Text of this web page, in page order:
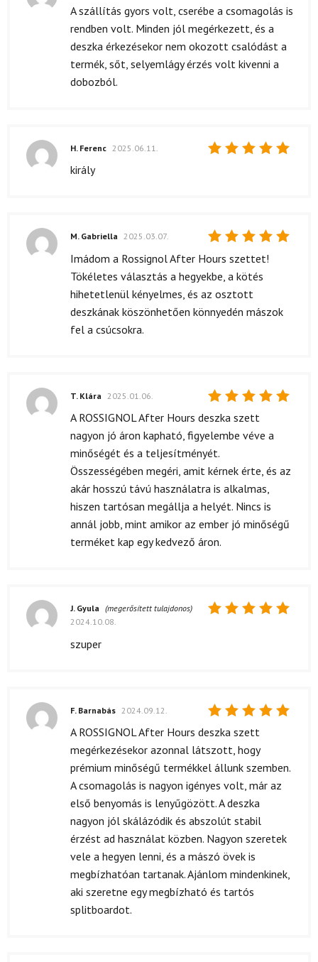
Értékelés:
A szállítás gyors volt, cserébe a csomagolás is
rendben volt. Minden jól megérkezett, és a
deszka érkezésekor nem okozott csalódást a
termék, sőt, selyemlágy érzés volt kivenni a
dobozból.
H. Ferenc 2025.06.11.
király
Értékelés:
M. Gabriella 2025.03.07.
Imádom a Rossignol After Hours szettet!
Tökéletes választás a hegyekbe, a kötés
hihetetlenül kényelmes, és az osztott
deszkának köszönhetően könnyedén mászok
fel a csúcsokra.
Értékelés:
T. Klára 2025.01.06.
A ROSSIGNOL After Hours deszka szett
nagyon jó áron kapható, figyelembe véve a
minőségét és a teljesítményét.
Összességében megéri, amit kérnek érte, és az
akár hosszú távú használatra is alkalmas,
hiszen tartósan megállja a helyét. Nincs is
annál jobb, mint amikor az ember jó minőségű
terméket kap egy kedvező áron.
J. Gyula (megerősített tulajdonos)
2024.10.08.
szuper
Értékelés:
F. Barnabás 2024.09.12.
A ROSSIGNOL After Hours deszka szett
megérkezésekor azonnal látszott, hogy
prémium minőségű termékkel állunk szemben.
A csomagolás is nagyon igényes volt, már az
első benyomás is lenyűgözött. A deszka
nagyon jól skálázódik és abszolút stabil
érzést ad használat közben. Nagyon szeretek
vele a hegyen lenni, és a mászó övek is
megbízhatóan tartanak. Ajánlom mindenkinek,
aki szeretne egy megbízható és tartós
splitboardot.